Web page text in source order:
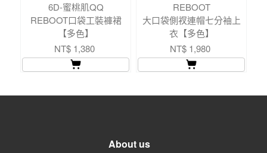
6D-蜜桃肌QQ
REBOOT口袋工裝褲裙
【多色】
NT$ 1,380
REBOOT
大口袋側衩連帽七分袖上
衣【多色】
NT$ 1,980
About us